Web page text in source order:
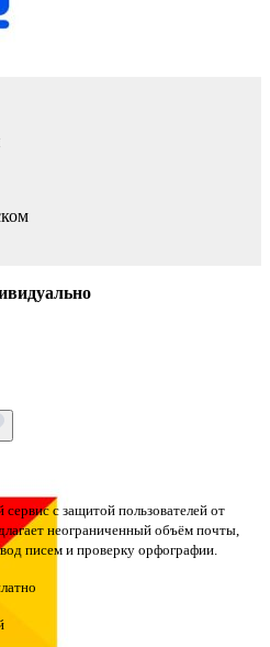
с защитой пользователей от
неограниченный объём почты,
писем и проверку орфографии.